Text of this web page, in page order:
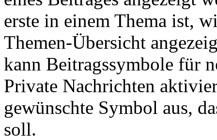
erste in einem Thema ist,
Themen-Übersicht
kann Beitragssymbole für
Private Nachrichten
gewünschte Symbol aus,
soll.